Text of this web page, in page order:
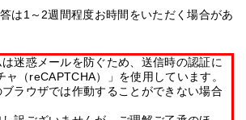
は1～2週間程度お時間をいただく場合があ
迷惑メールを防ぐため、送信時の認証に
ャ（reCAPTCHA）」を使用しています。
ブラウザでは作動することができない場合